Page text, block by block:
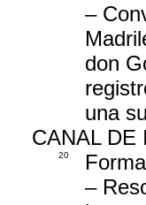
–
don
una
CANAL DE
20
–